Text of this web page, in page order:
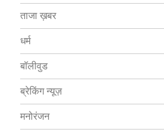
ताजा ख़बर
धर्म
बॉलीवुड
ब्रेकिंग न्यूज़
मनोरंजन